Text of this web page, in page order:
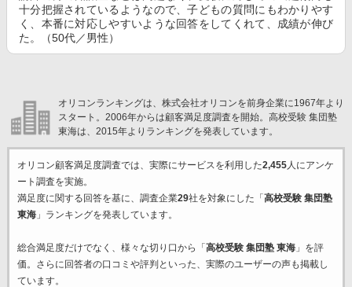
十分把握されているようなので、子どもの質問にもわかりやす
く、本番に対応しやすいような回答をしてくれて、成績が伸び
た。（50代／男性）
オリコンランキングは、株式会社オリコンを前身企業に1967年より
スタート。2006年からは顧客満足度調査を開始。高校受験 集団塾
東海は、2015年よりランキングを発表しています。
オリコン顧客満足度調査では、実際にサービスを利用した2,455人にアンケ
ート調査を実施。
満足度に関する回答を基に、調査企業29社を対象にした「 高校受験 集団塾
東海」ランキングを発表しています。
総合満足度だけでなく、様々な切り口から「 高校受験 集団塾 東海」を評
価。さらに回答者の口コミや評判といった、実際のユーザーの声も掲載し
ています。